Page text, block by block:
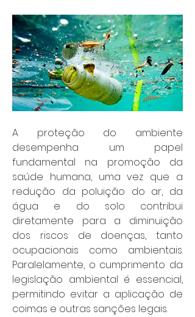
A proteção do ambiente
desempenha um papel
fundamental na promoção da
saúde humana, uma vez que a
redução da poluição do ar, da
água e do solo contribui
diretamente para a diminuição
dos riscos de doenças, tanto
ocupacionais como ambientais.
Paralelamente, o cumprimento da
legislação ambiental é essencial,
permitindo evitar a aplicação de
coimas e outras sanções legais.